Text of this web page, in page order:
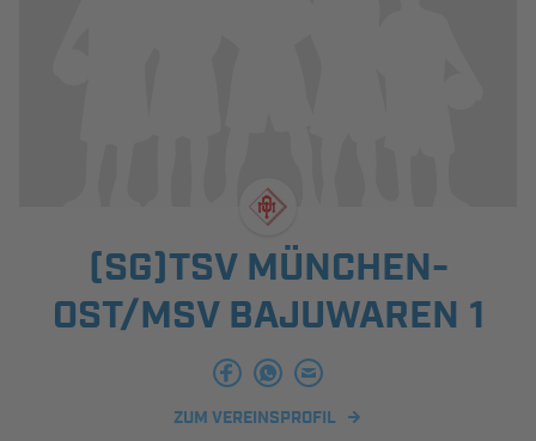
INFOTHEK SPIELPLUS
(SG)TSV MÜNCHEN-
OST/MSV BAJUWAREN 1
ZUM VEREINSPROFIL